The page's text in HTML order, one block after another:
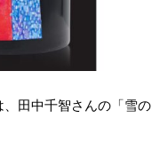
田中千智さんの「雪の